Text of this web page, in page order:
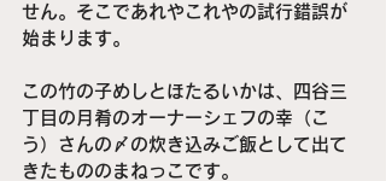
せん。そこであれやこれやの試行錯誤が
始まります。
この竹の子めしとほたるいかは、四谷三
丁目の月肴のオーナーシェフの幸（こ
う）さんの〆の炊き込みご飯として出て
きたもののまねっこです。